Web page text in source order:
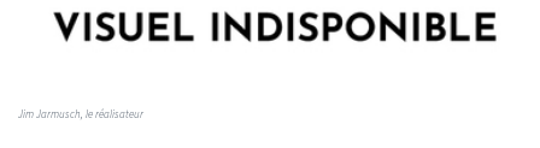
Jim Jarmusch, le réalisateur